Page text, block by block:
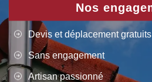
Nos
Devis et déplacement gratuits
Sans engagement
Artisan passionné